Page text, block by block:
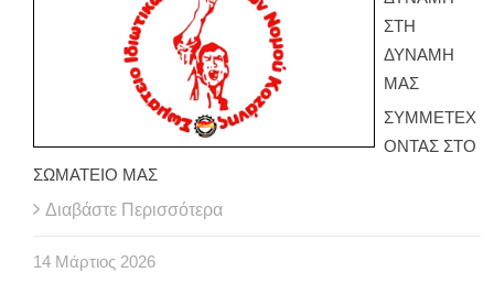
ΣΤΗ
ΔΥΝΑΜΗ
ΜΑΣ
ΣΥΜΜΕΤΕΧ
ΟΝΤΑΣ ΣΤΟ
ΣΩΜΑΤΕΙΟ ΜΑΣ
Διαβάστε Περισσότερα
14 Μάρτιος 2026